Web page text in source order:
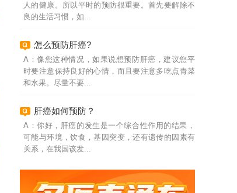
人的健康。所以平时的预防很重要。首先要解除不
良的生活习惯，如...
怎么预防肝癌?
A：像您这种情况，如果说想预防肝癌，建议您平
时要注意保持良好的心情，而且要注意多吃点青菜
和水果。尽量不要...
肝癌如何预防？
A：你好，肝癌的发生是一个综合性作用的结果，
可能与环境，饮食，基因突变，还有遗传的因素有
关系，在我国该发...